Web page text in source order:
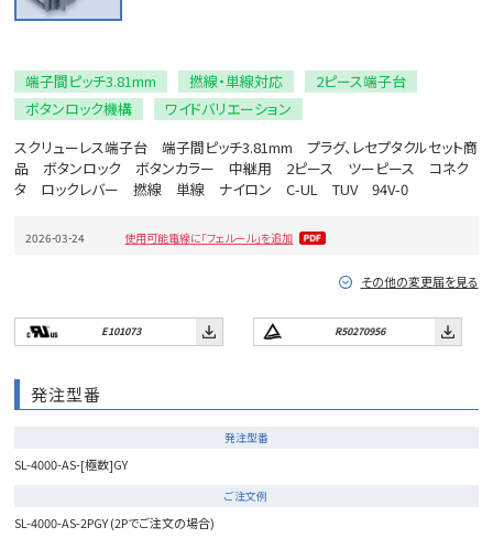
端子間ピッチ3.81mm 撚線・単線対応
2ピース端子台
ボタンロック機構
ワイドバリエーション
スクリューレス端子台 端子間ピッチ3.81mm プラグ、レセプタクルセット商
品 ボタンロック ボタンカラー 中継用 2ピース ツーピース コネク
タ ロックレバー 撚線 単線 ナイロン C-UL TUV 94V-0
2026-03-24 使用可能電線に「フェルール」を追加
その他の変更届を見る
E101073 R50270956
発注型番
発注型番
SL-4000-AS-[極数]GY
ご注文例
SL-4000-AS-2PGY (2Pでご注文の場合)